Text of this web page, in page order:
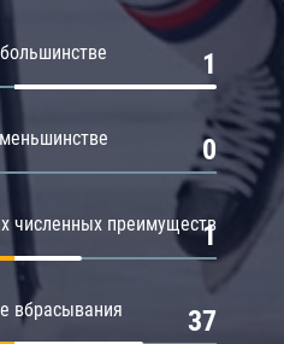
1
0
численных преимуществ
1
вбрасывания 37